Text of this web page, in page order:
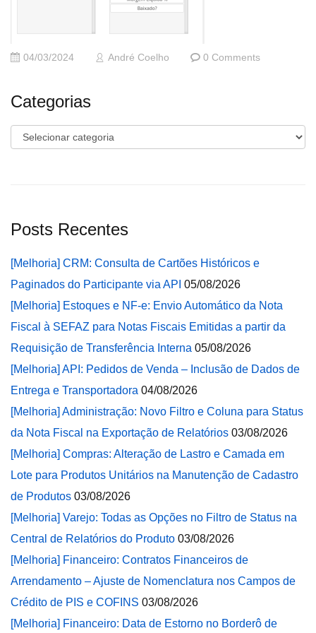
04/03/2024 André Coelho 0 Comments
Categorias
Categorias
Posts Recentes
[Melhoria] CRM: Consulta de Cartões Históricos e
Paginados do Participante via API 05/08/2026
[Melhoria] Estoques e NF-e: Envio Automático da Nota
Fiscal à SEFAZ para Notas Fiscais Emitidas a partir da
Requisição de Transferência Interna 05/08/2026
[Melhoria] API: Pedidos de Venda – Inclusão de Dados de
Entrega e Transportadora 04/08/2026
[Melhoria] Administração: Novo Filtro e Coluna para Status
da Nota Fiscal na Exportação de Relatórios 03/08/2026
[Melhoria] Compras: Alteração de Lastro e Camada em
Lote para Produtos Unitários na Manutenção de Cadastro
de Produtos 03/08/2026
[Melhoria] Varejo: Todas as Opções no Filtro de Status na
Central de Relatórios do Produto 03/08/2026
[Melhoria] Financeiro: Contratos Financeiros de
Arrendamento – Ajuste de Nomenclatura nos Campos de
Crédito de PIS e COFINS 03/08/2026
[Melhoria] Financeiro: Data de Estorno no Borderô de